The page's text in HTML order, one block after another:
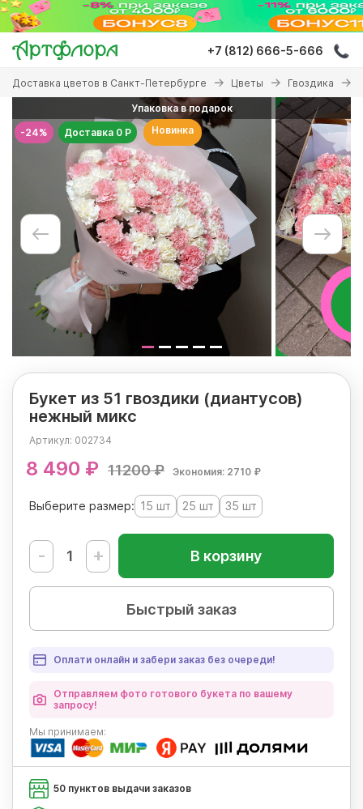
Перейти
основному
содержанию
+7 (812) 666-5-666
Вы
здесь
Доставка цветов в Санкт-Петербурге Цветы Гвоздика
-24%
Упаковка в подарок
Доставка 0 Р
Новинка
Букет из 51 гвоздики (диантусов)
нежный микс
Артикул: 002734
8 490 ₽ 11200 ₽ Экономия: 2710 ₽
Выберите размер: 15 шт 25 шт 35 шт
- + В корзину
Быстрый заказ
Оплати онлайн и забери заказ без очереди!
Отправляем фото готового букета по вашему
запросу!
Мы принимаем:
50 пунктов выдачи заказов